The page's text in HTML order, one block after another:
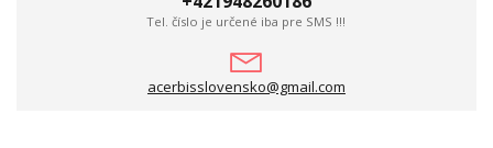
Tel. číslo je určené iba pre SMS !!!
acerbisslovensko@gmail.com